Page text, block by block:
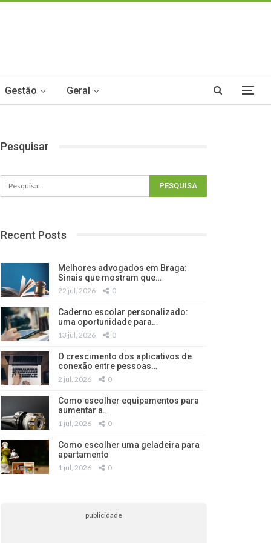
Gestão Geral
Pesquisar
Recent Posts
Melhores advogados em Braga:
Sinais que mostram que…
22 jul, 2026 0
Caderno escolar personalizado:
uma oportunidade para…
13 jul, 2026 0
O crescimento dos aplicativos de
conexão entre pessoas…
2 jul, 2026 0
Como escolher equipamentos para
aumentar a…
1 jul, 2026 0
Como escolher uma geladeira para
apartamento
1 jul, 2026 0
publicidade